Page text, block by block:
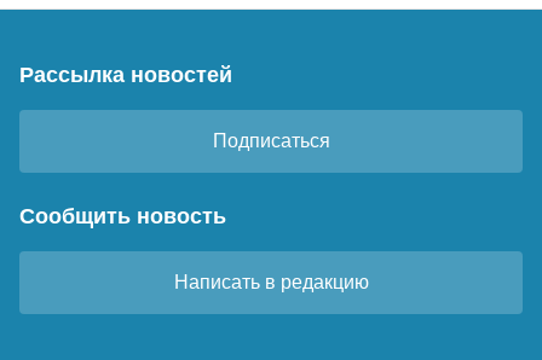
Рассылка новостей
Подписаться
Сообщить новость
Написать в редакцию